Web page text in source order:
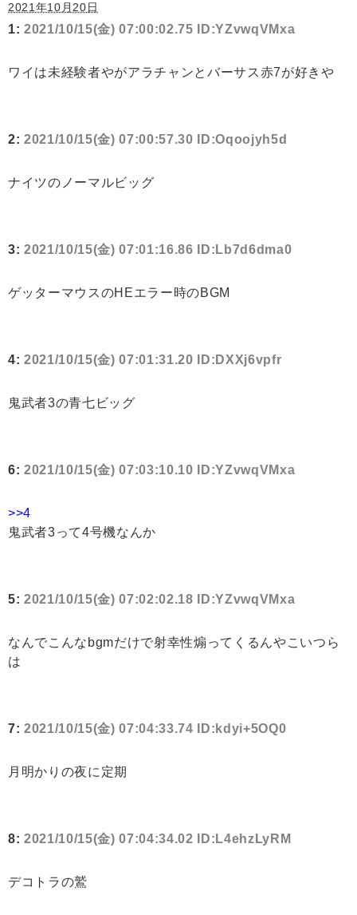
2021年10月20日
1: 2021/10/15(金) 07:00:02.75 ID:YZvwqVMxa
ワイは未経験者やがアラチャンとバーサス赤7が好きや
2: 2021/10/15(金) 07:00:57.30 ID:Oqoojyh5d
ナイツのノーマルビッグ
3: 2021/10/15(金) 07:01:16.86 ID:Lb7d6dma0
ゲッターマウスのHEエラー時のBGM
4: 2021/10/15(金) 07:01:31.20 ID:DXXj6vpfr
鬼武者3の青七ビッグ
6: 2021/10/15(金) 07:03:10.10 ID:YZvwqVMxa
>>4
鬼武者3って4号機なんか
5: 2021/10/15(金) 07:02:02.18 ID:YZvwqVMxa
なんでこんなbgmだけで射幸性煽ってくるんやこいつら
は
7: 2021/10/15(金) 07:04:33.74 ID:kdyi+5OQ0
月明かりの夜に定期
8: 2021/10/15(金) 07:04:34.02 ID:L4ehzLyRM
デコトラの鷲